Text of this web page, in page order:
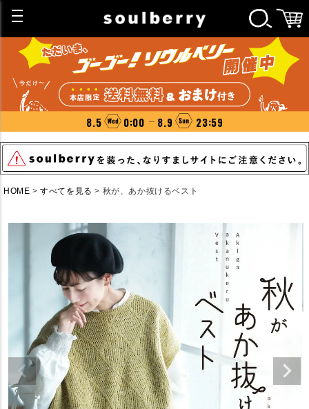
8.5 0:00 8.9 23:59
HOME すべてを見る 秋が、あか抜けるベスト